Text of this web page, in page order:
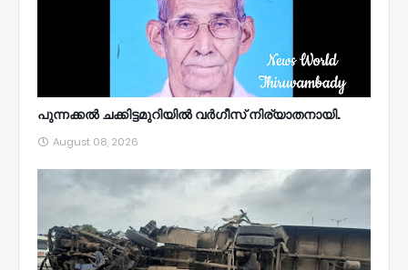
പുന്നക്കൽ ചക്കിട്ടമുറിയിൽ വർഗീസ് നിര്യാതനായി.
August 08, 2026